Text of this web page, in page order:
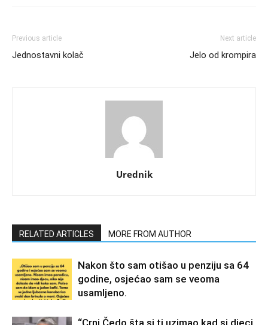
Previous article
Jednostavni kolač
Next article
Jelo od krompira
Urednik
RELATED ARTICLES MORE FROM AUTHOR
Nakon što sam otišao u penziju sa 64
godine, osjećao sam se veoma
usamljeno.
“Crni Čedo šta si ti uzimao kad si djeci